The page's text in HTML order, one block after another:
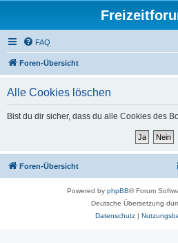
FAQ
Foren-Übersicht
Alle Cookies löschen
Bist du dir sicher, dass du alle Cookies des
Foren-Übersicht
Powered by phpBB® Forum
Deutsche Übersetzung
Datenschutz|